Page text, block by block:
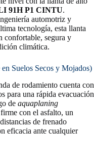
91H P1 CINTU.
automotriz y
tecnología, esta llanta
confortable, segura y
climática.
Suelos Secos y Mojados)
de rodamiento cuenta con
para una rápida evacuación
de aquaplaning
con el asfalto, un
de frenado
eficacia ante cualquier